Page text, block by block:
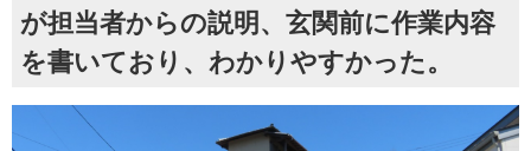
が担当者からの説明、玄関前に作業内容
を書いており、わかりやすかった。